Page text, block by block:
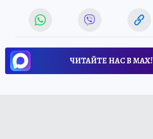
ЧИТАЙТЕ НАС В МАХ!